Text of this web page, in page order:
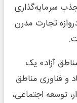
سرمایه‌گذاری
تجارت مدرن
آزاد» یک
و فناوری مناطق
توسعه اجتماعی،